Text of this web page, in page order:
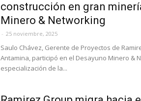
construcción en gran
Minero & Networking
- 25 noviembre, 2025
Saulo Chávez, Gerente de Proyectos de
Antamina, participó en el Desayuno Minero &
especialización de la...